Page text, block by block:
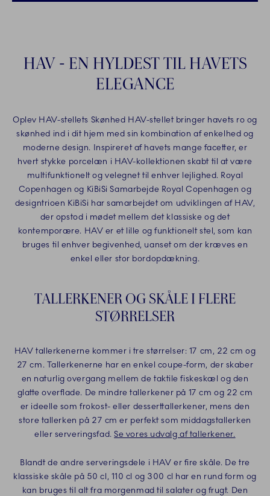
HAV - EN HYLDEST TIL HAVETS
ELEGANCE
Oplev HAV-stellets Skønhed HAV-stellet bringer havets ro og
skønhed ind i dit hjem med sin kombination af enkelhed og
moderne design. Inspireret af havets mange facetter, er
hvert stykke porcelæn i HAV-kollektionen skabt til at være
multifunktionelt og velegnet til enhver lejlighed. Royal
Copenhagen og KiBiSi Samarbejde Royal Copenhagen og
designtrioen KiBiSi har samarbejdet om udviklingen af HAV,
der opstod i mødet mellem det klassiske og det
kontemporære. HAV er et lille og funktionelt stel, som kan
bruges til enhver begivenhed, uanset om der kræves en
enkel eller stor bordopdækning.
TALLERKENER OG SKÅLE I FLERE
STØRRELSER
HAV tallerkenerne kommer i tre størrelser: 17 cm, 22 cm og
27 cm. Tallerkenerne har en enkel coupe-form, der skaber
en naturlig overgang mellem de taktile fiskeskæl og den
glatte overflade. De mindre tallerkener på 17 cm og 22 cm
er ideelle som frokost- eller desserttallerkener, mens den
store tallerken på 27 cm er perfekt som middagstallerken
eller serveringsfad.Se vores udvalg af tallerkener.
Blandt de andre serveringsdele i HAV er fire skåle. De tre
klassiske skåle på 50 cl, 110 cl og 300 cl har en rund form og
kan bruges til alt fra morgenmad til salater og frugt. Den